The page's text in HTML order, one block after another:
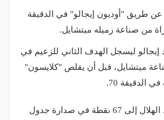
عن طريق "أوديون إيجالو" في الدقيقة
من صناعة زميله ميتشايل.
ليسجل الهدف الثاني للزعيم في
من صناعة ميتشايل، قبل أن يقلص "كلايسون"
الدقيقة 70.
وبهذا الفوز ارتفع رصيد الهلال إلى 67 نقطة في صدارة جدول